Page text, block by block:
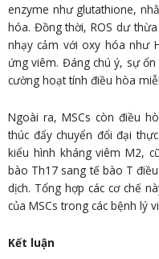
enzyme như glutathione,
hóa. Đồng thời, ROS dư
nhạy cảm với oxy hóa như
ứng viêm. Đáng chú ý, sự ổn
cường hoạt tính điều hòa
Ngoài ra, MSCs còn điều
thúc đẩy chuyển đổi đại
kiểu hình kháng viêm M2,
bào Th17 sang tế bào T
dịch. Tổng hợp các cơ chế
của MSCs trong các bệnh lý
Kết luận